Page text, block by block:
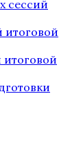
сессий
итоговой